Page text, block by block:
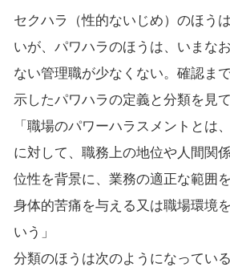
セクハラ（性的ないじめ）のほう
いが、パワハラのほうは、いまな
ない管理職が少なくない。確認ま
示したパワハラの定義と分類を見て
「職場のパワーハラスメントとは
に対して、職務上の地位や人間関
位性を背景に、業務の適正な範囲
身体的苦痛を与える又は職場環境
いう」
分類のほうは次のようになっている